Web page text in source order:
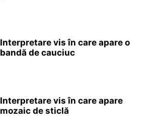
Interpretare vis în care apare o
bandă de cauciuc
Interpretare vis în care apare
mozaic de sticlă